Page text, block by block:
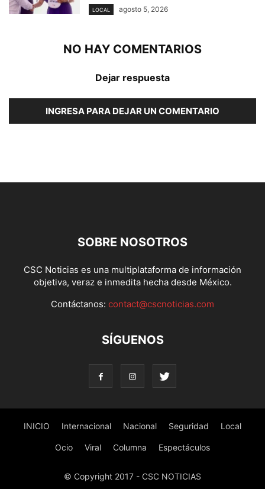
LOCAL agosto 5, 2026
NO HAY COMENTARIOS
Dejar respuesta
INGRESA PARA DEJAR UN COMENTARIO
SOBRE NOSOTROS
CSC Noticias es una multiplataforma de información
objetiva, veraz e inmedita hecha desde México.
Contáctanos: contact@cscnoticias.com
SÍGUENOS
INICIO Internacional Nacional Seguridad Local
Ocio Viral Columna Espectáculos
© Copyright 2017 - CSC NOTICIAS